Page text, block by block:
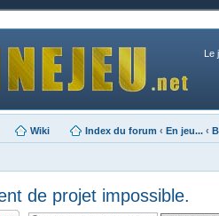
Le
Wiki Index du forum ‹ En jeu... ‹
de projet impossible.